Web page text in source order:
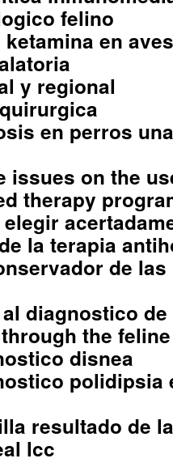
felino
en
y regional
en perros
issues on the
therapy
la terapia
de
diagnostico
the
disnea
polidipsia
resultado de
lcc